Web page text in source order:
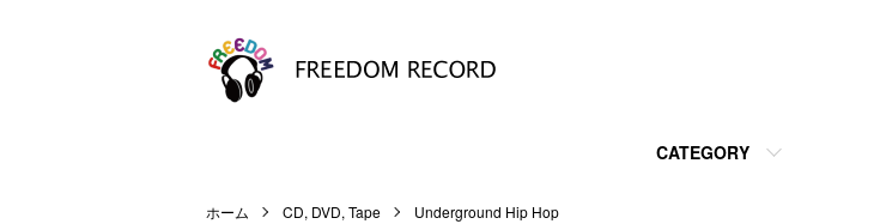
CATEGORY
ホーム CD, DVD, Tape Underground Hip Hop